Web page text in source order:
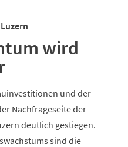
wird
und der
Nachfrageseite der
deutlich gestiegen.
sind die